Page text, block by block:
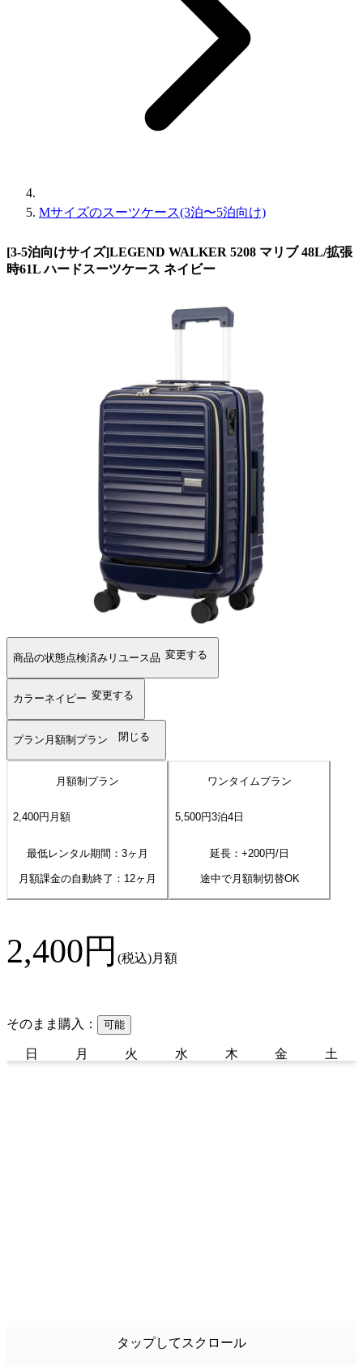
Mサイズのスーツケース(3泊〜5泊向け)
[3-5泊向けサイズ]LEGEND WALKER 5208 マリブ 48L/拡張
時61L ハードスーツケース ネイビー
商品の状態点検済みリユース品 変更する
カラーネイビー 変更する
プラン 月額制プラン 閉じる
月額制プラン
2,400円 月額
最低レンタル期間：3ヶ月
月額課金の自動終了： 12ヶ月
ワンタイムプラン
5,500円3泊4 日
延長：+200円/日
途中で月額制切替OK
2,400円 (税込)月額
そのまま購入： 可能
日 月 火 水 木 金 土
タップしてスクロール